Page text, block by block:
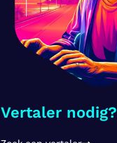
Vertaler nodig?​